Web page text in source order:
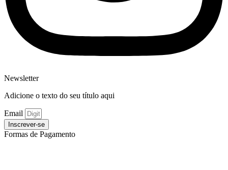
Newsletter
Adicione o texto do seu título aqui
Email
Inscrever-se
Formas de Pagamento